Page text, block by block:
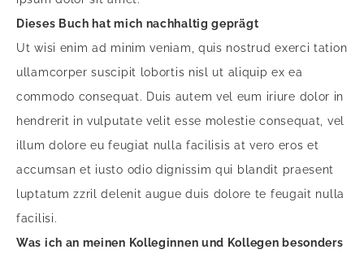
Dieses Buch hat mich nachhaltig geprägt
Ut wisi enim ad minim veniam, quis nostrud exerci tation
ullamcorper suscipit lobortis nisl ut aliquip ex ea
commodo consequat. Duis autem vel eum iriure dolor in
hendrerit in vulputate velit esse molestie consequat, vel
illum dolore eu feugiat nulla facilisis at vero eros et
accumsan et iusto odio dignissim qui blandit praesent
luptatum zzril delenit augue duis dolore te feugait nulla
facilisi.
Was ich an meinen Kolleginnen und Kollegen besonders